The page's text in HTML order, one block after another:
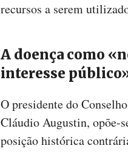
recursos a serem
A doença como
interesse
O presidente do
Cláudio Augustin, opõe-
posição histórica